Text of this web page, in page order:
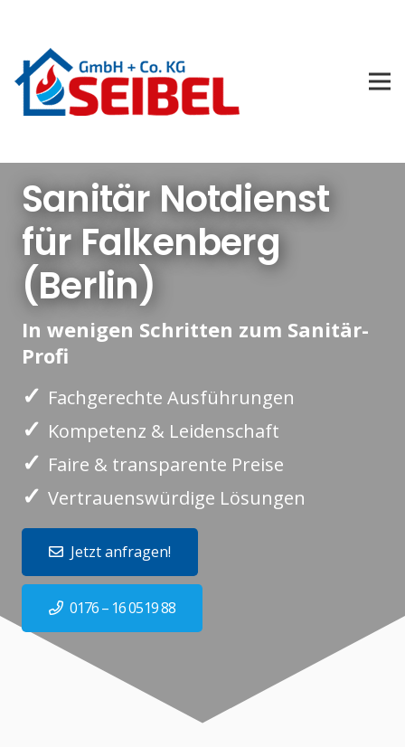
Sanitär Notdienst
für Falkenberg
(Berlin)
In wenigen Schritten zum Sanitär-
Profi
✓ Fachgerechte Ausführungen
✓ Kompetenz & Leidenschaft
✓ Faire & transparente Preise
✓ Vertrauenswürdige Lösungen
Jetzt anfragen!
0176 – 16 0519 88